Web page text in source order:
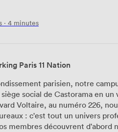
· 4 minutes
Paris 11 Nation
parisien, notre
social de Castorama en
Voltaire, au numéro 226,
: c'est tout un univers